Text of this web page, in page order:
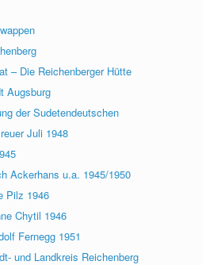
– Die Reichenberger Hütte
Augsburg
der Sudetendeutschen
Juli 1948
Ackerhans u.a. 1945/1950
Pilz 1946
Chytil 1946
Fernegg 1951
und Landkreis Reichenberg